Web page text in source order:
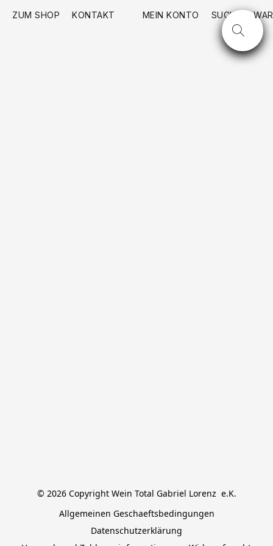
ZUM SHOP KONTAKT MEIN KONTO SUCHE
© 2026 Copyright Wein Total Gabriel Lorenz  e.K.
Allgemeinen Geschaeftsbedingungen
Datenschutzerklärung